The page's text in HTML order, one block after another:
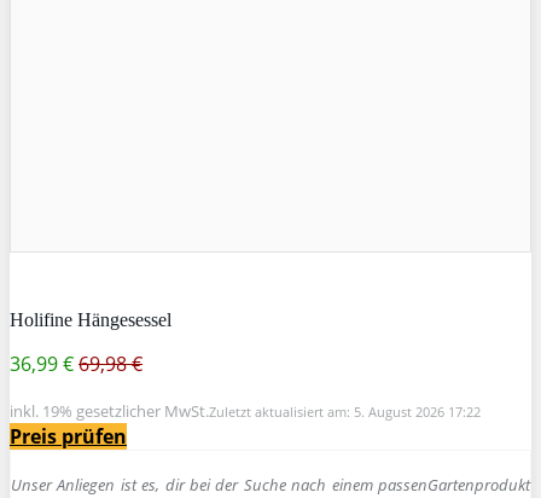
Holifine Hängesessel
36,99 €69,98 €
inkl. 19% gesetzlicher MwSt.Zuletzt aktualisiert am: 5. August 2026 17:22
Preis prüfen
Unser Anliegen ist es, dir bei der Suche nach einem passenGartenprodukt